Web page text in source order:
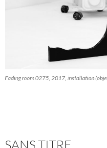
Fading room 0275, 2017, installation
SANS TITRE